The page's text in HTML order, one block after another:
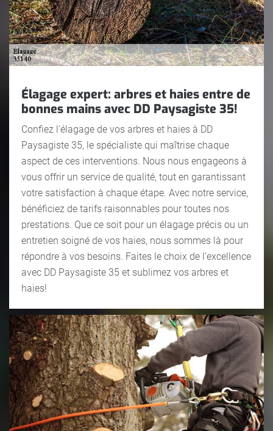
Élagage expert: arbres et haies entre de
bonnes mains avec DD Paysagiste 35!
Confiez l'élagage de vos arbres et haies à DD
Paysagiste 35, le spécialiste qui maîtrise chaque
aspect de ces interventions. Nous nous engageons à
vous offrir un service de qualité, tout en garantissant
votre satisfaction à chaque étape. Avec notre service,
bénéficiez de tarifs raisonnables pour toutes nos
prestations. Que ce soit pour un élagage précis ou un
entretien soigné de vos haies, nous sommes là pour
répondre à vos besoins. Faites le choix de l’excellence
avec DD Paysagiste 35 et sublimez vos arbres et
haies!